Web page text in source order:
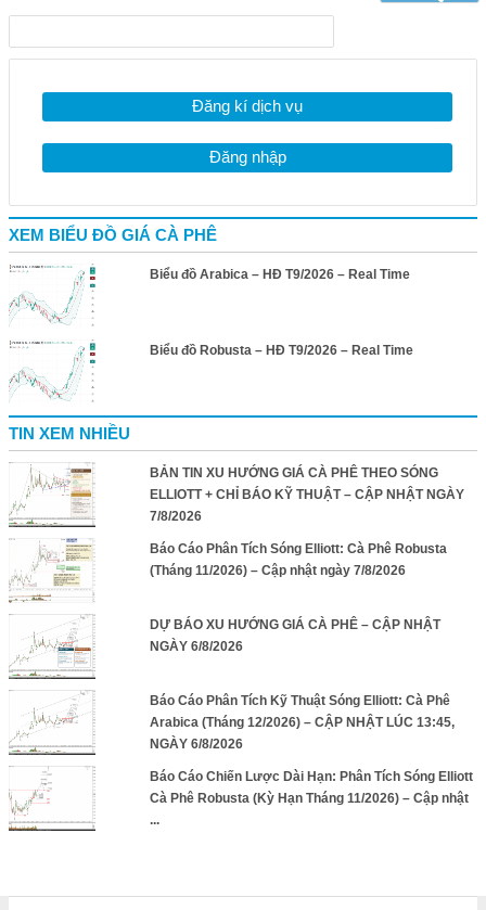
Đăng kí dịch vụ
Đăng nhập
XEM BIỂU ĐỒ GIÁ CÀ PHÊ
Biểu đồ Arabica – HĐ T9/2026 – Real Time
Biểu đồ Robusta – HĐ T9/2026 – Real Time
TIN XEM NHIỀU
BẢN TIN XU HƯỚNG GIÁ CÀ PHÊ THEO SÓNG
ELLIOTT + CHỈ BÁO KỸ THUẬT – CẬP NHẬT NGÀY
7/8/2026
Báo Cáo Phân Tích Sóng Elliott: Cà Phê Robusta
(Tháng 11/2026) – Cập nhật ngày 7/8/2026
DỰ BÁO XU HƯỚNG GIÁ CÀ PHÊ – CẬP NHẬT
NGÀY 6/8/2026
Báo Cáo Phân Tích Kỹ Thuật Sóng Elliott: Cà Phê
Arabica (Tháng 12/2026) – CẬP NHẬT LÚC 13:45,
NGÀY 6/8/2026
Báo Cáo Chiến Lược Dài Hạn: Phân Tích Sóng Elliott
Cà Phê Robusta (Kỳ Hạn Tháng 11/2026) – Cập nhật
...